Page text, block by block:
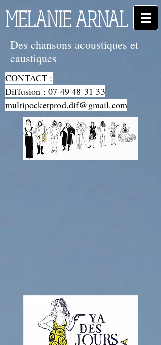
MELANIE ARNAL
Des chansons acoustiques et
caustiques
CONTACT :
Diffusion :07 49 48 31 33
multipocketprod.dif@gmail.com